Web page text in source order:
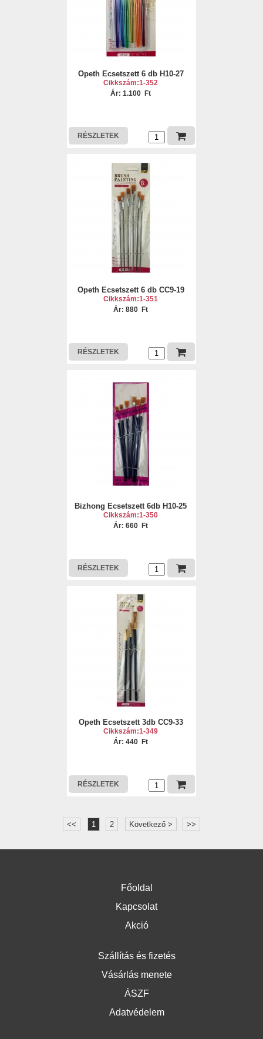
Opeth Ecsetszett 6 db H10-27
Cikkszám:1-352
Ár: 1.100 Ft
RÉSZLETEK
Opeth Ecsetszett 6 db CC9-19
Cikkszám:1-351
Ár: 880 Ft
RÉSZLETEK
Bizhong Ecsetszett 6db H10-25
Cikkszám:1-350
Ár: 660 Ft
RÉSZLETEK
Opeth Ecsetszett 3db CC9-33
Cikkszám:1-349
Ár: 440 Ft
RÉSZLETEK
<< 1 2 Következő > >>
Főoldal
Kapcsolat
Akció
Szállítás és fizetés
Vásárlás menete
ÁSZF
Adatvédelem